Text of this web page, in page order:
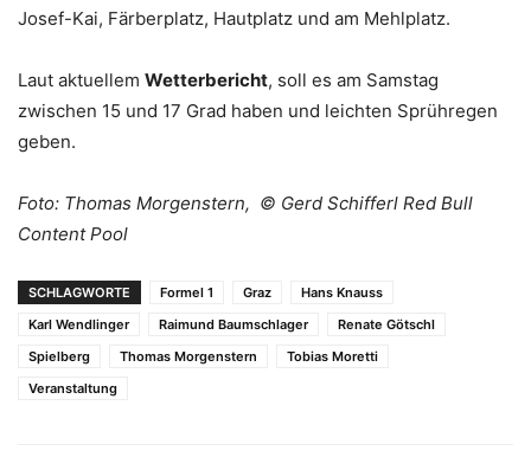
Josef-Kai, Färberplatz, Hautplatz und am Mehlplatz.
Laut aktuellem Wetterbericht, soll es am Samstag
zwischen 15 und 17 Grad haben und leichten Sprühregen
geben.
Foto: Thomas Morgenstern, © Gerd Schifferl Red Bull
Content Pool
SCHLAGWORTE Formel 1 Graz
Hans Knauss
Karl Wendlinger
Raimund Baumschlager
Renate Götschl
Spielberg
Thomas Morgenstern
Tobias Moretti
Veranstaltung